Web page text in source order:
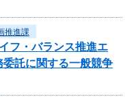
推進課
フ・バランス推進エ
託に関する一般競争